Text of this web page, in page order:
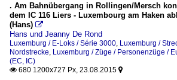
. Am Bahnübergang in Rollingen/Mersch
dem IC 116 Liers - Luxembourg am Haken
(Hans) 
Hans und Jeanny De Rond
Luxemburg / E-Loks / Série 3000 Luxemburg /
Nordstrecke Luxemburg / Züge / Personenzüge /
(EC, IC)
 680 1200x727 Px, 23.08.2015 